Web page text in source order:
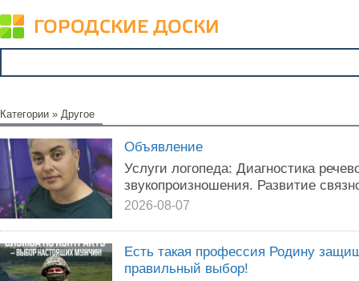
Категории » Другое
Объявление
Услуги логопеда: Диагностика
звукопроизношения. Развитие
2026-08-07
Есть такая профессия Родину
правильный выбор!